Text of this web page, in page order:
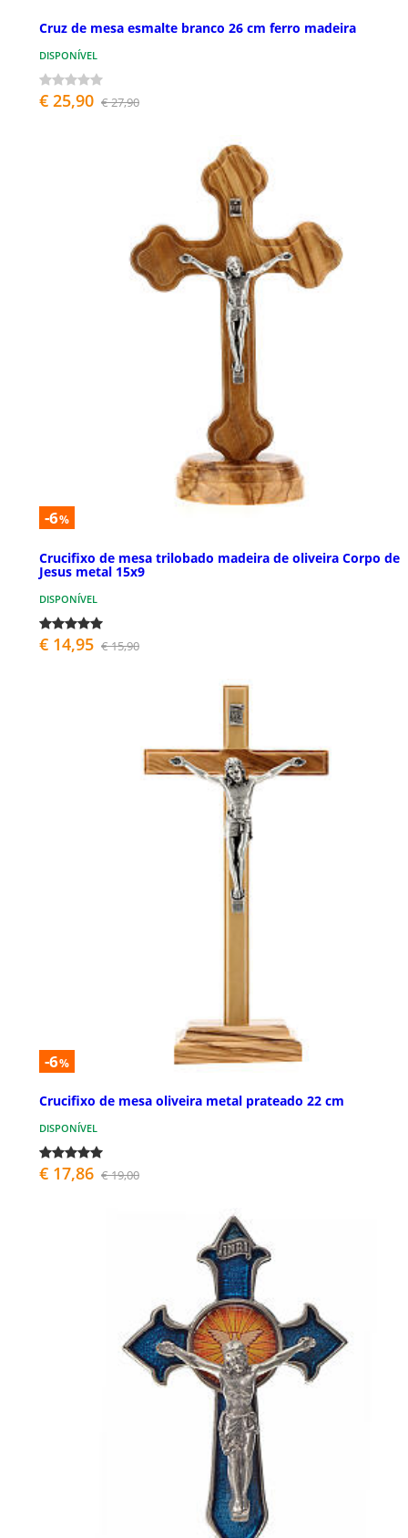
Cruz de mesa esmalte branco 26 cm ferro madeira
DISPONÍVEL
€ 25,90 € 27,90
-6%
Crucifixo de mesa trilobado madeira de oliveira Corpo de
Jesus metal 15x9
DISPONÍVEL
€ 14,95 € 15,90
-6%
Crucifixo de mesa oliveira metal prateado 22 cm
DISPONÍVEL
€ 17,86 € 19,00